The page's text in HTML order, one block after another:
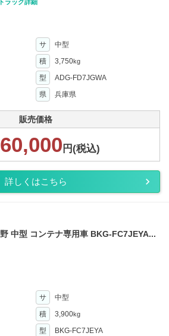
ラック詳細
サ
中型
積 3,750kg
型
ADG-FD7JGWA
県 兵庫県
販売価格
円(税込)
詳しくはこちら
野 中型 コンテナ専用車 BKG-FC7JEYA...
サ
中型
積 3,900kg
型
BKG-FC7JEYA